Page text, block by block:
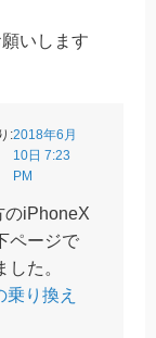
いします
:2018年6月
10日 7:23
PM
のiPhoneX
ページで
た。
乗り換え